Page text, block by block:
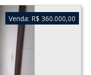
Venda: R$ 360.000,00